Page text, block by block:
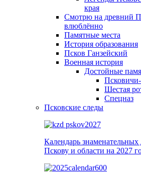
края
Смотрю на древний
влюблённо
Памятные места
История образования
Псков Ганзейский
Военная история
Достойные
Шестая
Спецназ
Псковские следы
Календарь знаменательных
Пскову и области на 2027